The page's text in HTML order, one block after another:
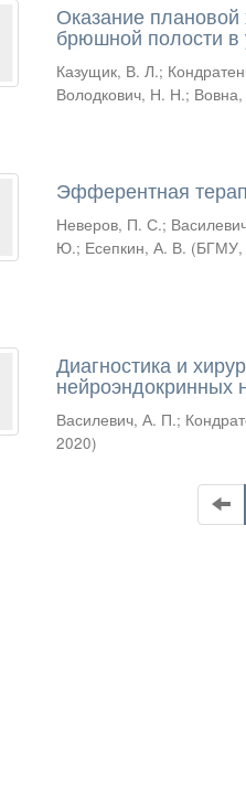
Оказание
брюшной полости в
Казущик, В. Л.;
Володкович, Н. Н.;
Эфферентная
Неверов, П. С.;
Ю.; Есепкин, А. В. (БГМУ
Диагностика и
нейроэндокринных
Василевич, А. П.;
2020)